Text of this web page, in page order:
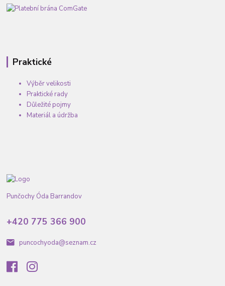
Praktické
Výběr velikosti
Praktické rady
Důležité pojmy
Materiál a údržba
Punčochy Óda Barrandov
+420 775 366 900
puncochyoda@seznam.cz